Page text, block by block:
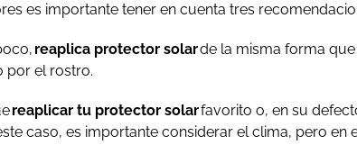
es importante tener en cuenta tres
reaplica protector solarde la misma forma
por el rostro.
reaplicar tu protector solarfavorito o, en su
caso, es importante considerar el clima, pero